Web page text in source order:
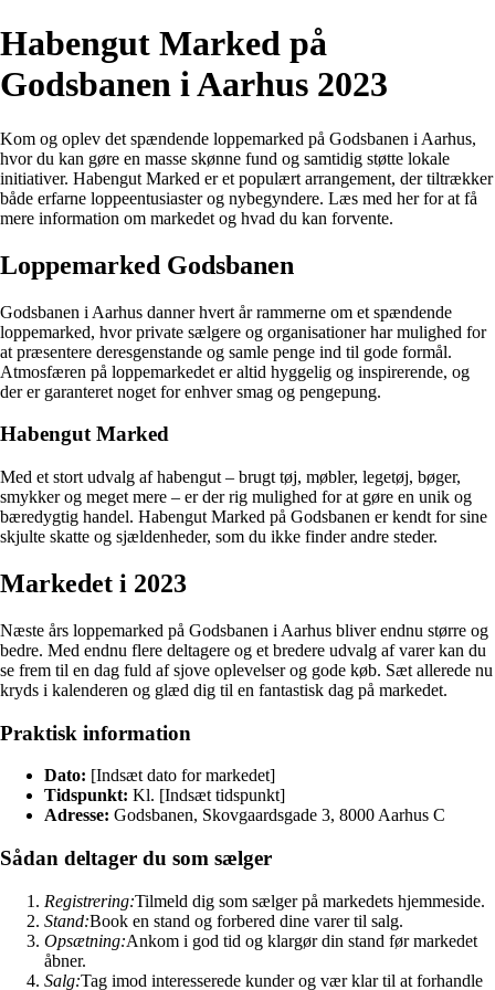
Habengut Marked på
Godsbanen i Aarhus 2023
Kom og oplev det spændende loppemarked på Godsbanen i Aarhus,
hvor du kan gøre en masse skønne fund og samtidig støtte lokale
initiativer. Habengut Marked er et populært arrangement, der tiltrækker
både erfarne loppeentusiaster og nybegyndere. Læs med her for at få
mere information om markedet og hvad du kan forvente.
Loppemarked Godsbanen
Godsbanen i Aarhus danner hvert år rammerne om et spændende
loppemarked, hvor private sælgere og organisationer har mulighed for
at præsentere deresgenstande og samle penge ind til gode formål.
Atmosfæren på loppemarkedet er altid hyggelig og inspirerende, og
der er garanteret noget for enhver smag og pengepung.
Habengut Marked
Med et stort udvalg af habengut – brugt tøj, møbler, legetøj, bøger,
smykker og meget mere – er der rig mulighed for at gøre en unik og
bæredygtig handel. Habengut Marked på Godsbanen er kendt for sine
skjulte skatte og sjældenheder, som du ikke finder andre steder.
Markedet i 2023
Næste års loppemarked på Godsbanen i Aarhus bliver endnu større og
bedre. Med endnu flere deltagere og et bredere udvalg af varer kan du
se frem til en dag fuld af sjove oplevelser og gode køb. Sæt allerede nu
kryds i kalenderen og glæd dig til en fantastisk dag på markedet.
Praktisk information
Dato: [Indsæt dato for markedet]
Tidspunkt: Kl. [Indsæt tidspunkt]
Adresse: Godsbanen, Skovgaardsgade 3, 8000 Aarhus C
Sådan deltager du som sælger
Registrering:Tilmeld dig som sælger på markedets hjemmeside.
Stand:Book en stand og forbered dine varer til salg.
Opsætning:Ankom i god tid og klargør din stand før markedet
åbner.
Salg:Tag imod interesserede kunder og vær klar til at forhandle